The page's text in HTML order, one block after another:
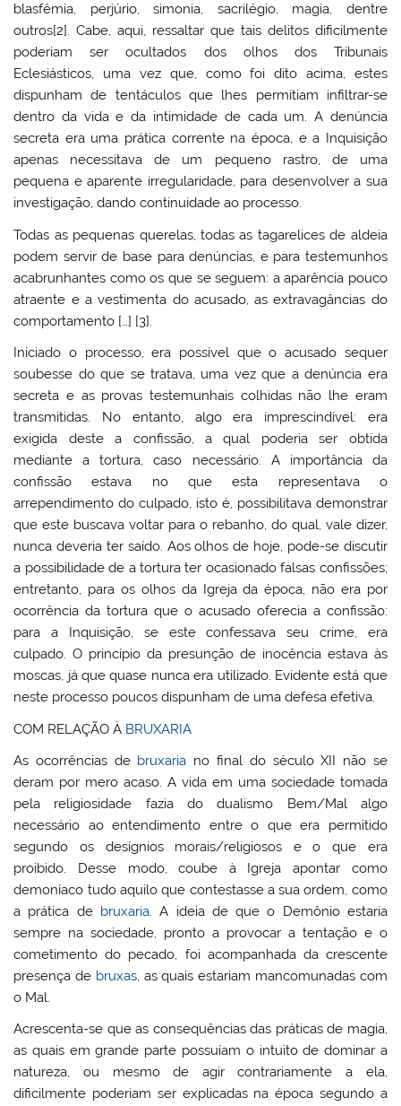
blasfêmia, perjúrio, simonia, sacrilégio, magia, dentre
outros[2]. Cabe, aqui, ressaltar que tais delitos dificilmente
poderiam ser ocultados dos olhos dos Tribunais
Eclesiásticos, uma vez que, como foi dito acima, estes
dispunham de tentáculos que lhes permitiam infiltrar-se
dentro da vida e da intimidade de cada um. A denúncia
secreta era uma prática corrente na época, e a Inquisição
apenas necessitava de um pequeno rastro, de uma
pequena e aparente irregularidade, para desenvolver a sua
investigação, dando continuidade ao processo.
Todas as pequenas querelas, todas as tagarelices de aldeia
podem servir de base para denúncias, e para testemunhos
acabrunhantes como os que se seguem: a aparência pouco
atraente e a vestimenta do acusado, as extravagâncias do
comportamento […] [3].
Iniciado o processo, era possível que o acusado sequer
soubesse do que se tratava, uma vez que a denúncia era
secreta e as provas testemunhais colhidas não lhe eram
transmitidas. No entanto, algo era imprescindível: era
exigida deste a confissão, a qual poderia ser obtida
mediante a tortura, caso necessário. A importância da
confissão estava no que esta representava o
arrependimento do culpado, isto é, possibilitava demonstrar
que este buscava voltar para o rebanho, do qual, vale dizer,
nunca deveria ter saído. Aos olhos de hoje, pode-se discutir
a possibilidade de a tortura ter ocasionado falsas confissões;
entretanto, para os olhos da Igreja da época, não era por
ocorrência da tortura que o acusado oferecia a confissão:
para a Inquisição, se este confessava seu crime, era
culpado. O princípio da presunção de inocência estava às
moscas, já que quase nunca era utilizado. Evidente está que
neste processo poucos dispunham de uma defesa efetiva.
COM RELAÇÃO À BRUXARIA
As ocorrências de bruxaria no final do século XII não se
deram por mero acaso. A vida em uma sociedade tomada
pela religiosidade fazia do dualismo Bem/Mal algo
necessário ao entendimento entre o que era permitido
segundo os desígnios morais/religiosos e o que era
proibido. Desse modo, coube à Igreja apontar como
demoníaco tudo aquilo que contestasse a sua ordem, como
a prática de bruxaria. A ideia de que o Demônio estaria
sempre na sociedade, pronto a provocar a tentação e o
cometimento do pecado, foi acompanhada da crescente
presença de bruxas, as quais estariam mancomunadas com
o Mal.
Acrescenta-se que as consequências das práticas de magia,
as quais em grande parte possuíam o intuito de dominar a
natureza, ou mesmo de agir contrariamente a ela,
dificilmente poderiam ser explicadas na época segundo a